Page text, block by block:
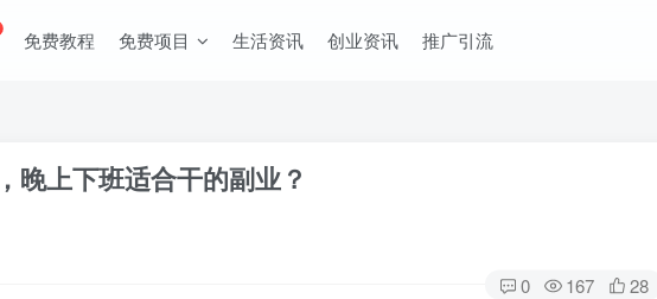
免费教程 免费项目 生活资讯 创业资讯 推广引流
晚上下班适合干的副业？
0 167 28